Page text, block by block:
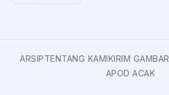
ARSIPTENTANG KAMIKIRIM GAMBAR
APOD ACAK